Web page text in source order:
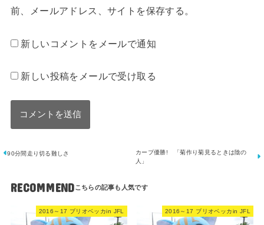
前、メールアドレス、サイトを保存する。
新しいコメントをメールで通知
新しい投稿をメールで受け取る
90分間走り切る難しさ
カープ優勝! 「菊作り菊見るときは陰の
人」
RECOMMEND
2016～17 ブリオベッカin JFL 2016～17 ブリオベッカin JFL